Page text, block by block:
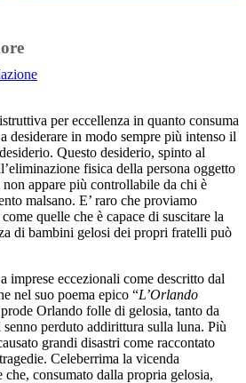
per eccellenza in quanto consuma
desiderare in modo sempre più intenso il
Questo desiderio, spinto al
fisica della persona oggetto
non appare più controllabile da chi è
malsano. E’ raro che proviamo
quelle che è capace di suscitare la
di bambini gelosi dei propri fratelli può
imprese eccezionali come descritto dal
nel suo poema epico “L’Orlando
Orlando folle di gelosia, tanto da
perduto addirittura sulla luna. Più
grandi disastri come raccontato
Celeberrima la vicenda
che, consumato dalla propria gelosia,